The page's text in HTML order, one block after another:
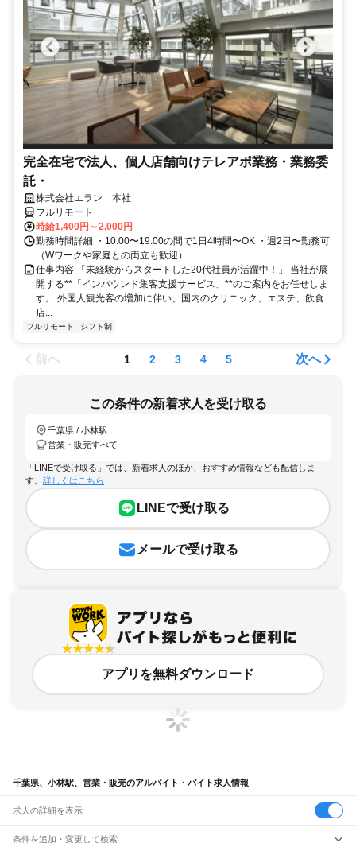
完全在宅で法人、個人店舗向けテレアポ業務・業務委
託・
株式会社エラン 本社
フルリモート
時給1,400円～2,000円
勤務時間詳細 ・10:00〜19:00の間で1日4時間〜OK ・週2日〜勤務可
（Wワークや家庭との両立も歓迎）
仕事内容 「未経験からスタートした20代社員が活躍中！」 当社が展
開する**「インバウンド集客支援サービス」**のご案内をお任せしま
す。 外国人観光客の増加に伴い、国内のクリニック、エステ、飲食
店...
フルリモート シフト制
前へ 1 2 3 4 5 次へ
この条件の新着求人を受け取る
千葉県 / 小林駅
営業・販売すべて
「LINEで受け取る」では、新着求人のほか、おすすめ情報なども配信しま
す。 詳しくはこちら
LINEで受け取る
メールで受け取る
アプリを無料ダウンロード
千葉県、小林駅、営業・販売のアルバイト・バイト求人情報
求人の詳細を表示
条件を追加・変更して検索